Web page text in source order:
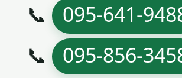
📞
095-641-
📞
095-856-